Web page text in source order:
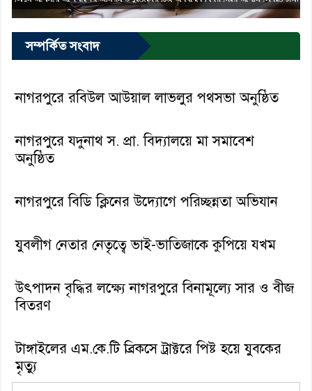
সম্পর্কিত সংবাদ
নাগরপুরে রবিউল আউয়াল লাভলুর পথসভা অনুষ্ঠিত
নাগরপুরে যদুনাথ স. প্রা. বিদ্যালয়ে মা সমাবেশ
অনুষ্ঠিত
নাগরপুরে বিডি ক্লিনের উদ্যোগে পরিচ্ছন্নতা অভিযান
যুবলীগ নেতার নেতৃত্বে ভাই-ভাতিজাকে কুপিয়ে যখম
উৎপাদন বৃদ্ধির লক্ষ্যে নাগরপুরে বিনামূল্যে সার ও বীজ
বিতরণ
টাঙ্গাইলের এম.কে.টি ব্রিকসে ট্রাক্টরে পিষ্ট হয়ে যুবকের
মৃত্যু